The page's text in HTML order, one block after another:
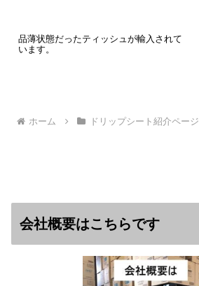
品薄状態だったティッシュが輸入されて
います。
ホーム ドリップシート紹介ページ
会社概要はこちらです